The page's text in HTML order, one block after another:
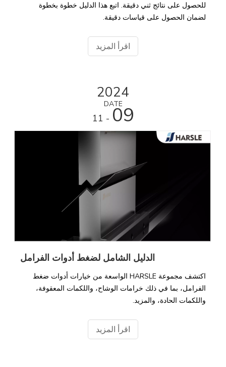
للحصول على نتائج ثني دقيقة. اتبع هذا الدليل خطوة بخطوة
لضمان الحصول على قياسات دقيقة.
اقرأ المزيد
2024
DATE09
- 11
الدليل الشامل لضغط أدوات الفرامل
اكتشف مجموعة HARSLE الواسعة من خيارات أدوات ضغط
الفرامل، بما في ذلك خرامات الوشاح، واللكمات المعقوفة،
واللكمات الحادة، والمزيد.
اقرأ المزيد